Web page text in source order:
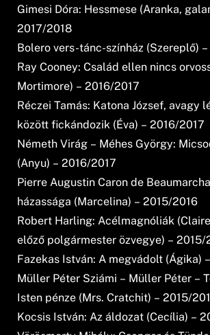
Gimesi Dóra: Hessmese (Aranka,
2017/2018
Bolero vers-tánc-színház (Szereplő)
Ray Cooney: Család ellen nincs
Mortimore) – 2016/2017
Réczei Tamás: Katona József, avagy
között fickándozik (Éva) – 2016/2017
Németh Virág – Méhes György:
(Anyu) – 2016/2017
Pierre Augustin Caron de
házassága (Marcelina) – 2015/2016
Robert Harling: Acélmagnóliák
előző polgármester özvegye) – 2015/
Fazekas István: A megvádolt (Ágika)
Müller Péter Sziámi – Müller Péter –
Isten pénze (Mrs. Cratchit) – 2015/
Kocsis István: Az áldozat (Cecília) –